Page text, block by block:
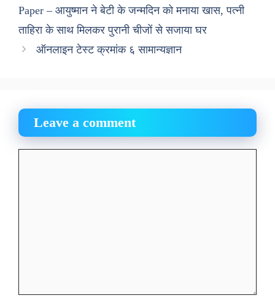
Paper – आयुष्मान ने बेटी के जन्मदिन को मनाया खास, पत्नी
ताहिरा के साथ मिलकर पुरानी चीजों से सजाया घर
ऑनलाइन टेस्ट क्रमांक ६ सामान्यज्ञान
Leave a comment